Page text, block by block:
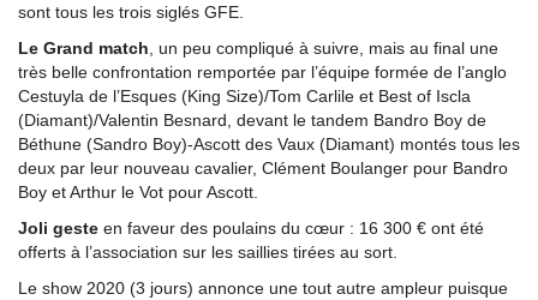
sont tous les trois siglés GFE.
Le Grand match , un peu compliqué à suivre, mais au final une
très belle confrontation remportée par l’équipe formée de l’anglo
Cestuyla de l’Esques (King Size)/Tom Carlile et Best of Iscla
(Diamant)/Valentin Besnard, devant le tandem Bandro Boy de
Béthune (Sandro Boy)-Ascott des Vaux (Diamant) montés tous les
deux par leur nouveau cavalier, Clément Boulanger pour Bandro
Boy et Arthur le Vot pour Ascott.
Joli geste en faveur des poulains du cœur : 16 300 € ont été
offerts à l’association sur les saillies tirées au sort.
Le show 2020 (3 jours) annonce une tout autre ampleur puisque